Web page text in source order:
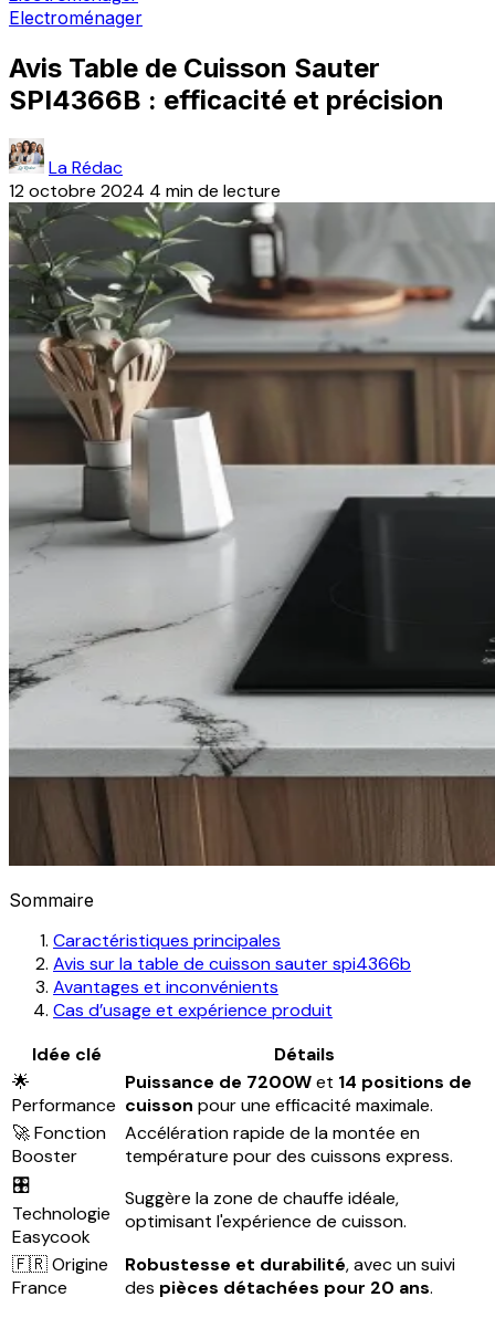
Electroménager
Avis Table de Cuisson Sauter
SPI4366B : efficacité et précision
La Rédac
12 octobre 2024 4 min de lecture
Sommaire
Caractéristiques principales
Avis sur la table de cuisson sauter spi4366b
Avantages et inconvénients
Cas d’usage et expérience produit
Idée clé
Détails
🌟
Performance
Puissance de 7200Wet 14 positions de
cuisson pour une efficacité maximale.
🚀 Fonction
Booster
Accélération rapide de la montée en
température pour des cuissons express.
🎛️
Technologie
Easycook
Suggère la zone de chauffe idéale,
optimisant l'expérience de cuisson.
🇫🇷 Origine
France
Robustesse et durabilité, avec un suivi
des pièces détachées pour 20 ans.